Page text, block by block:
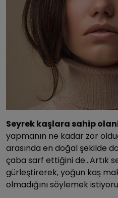
Seyrek kaşlara sahip
yapmanın ne kadar zor
arasında en doğal şekilde
çaba sarf ettiğini de…Artık
gürleştirerek, yoğun kaş
olmadığını söylemek